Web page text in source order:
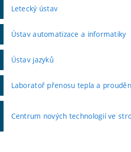
Letecký ústav
Ústav automatizace a informatiky
Ústav jazyků
Laboratoř přenosu tepla a
Centrum nových technologií ve